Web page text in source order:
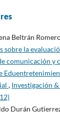
Beltrán
sobre la
comunicación y
, Investigación
Durán